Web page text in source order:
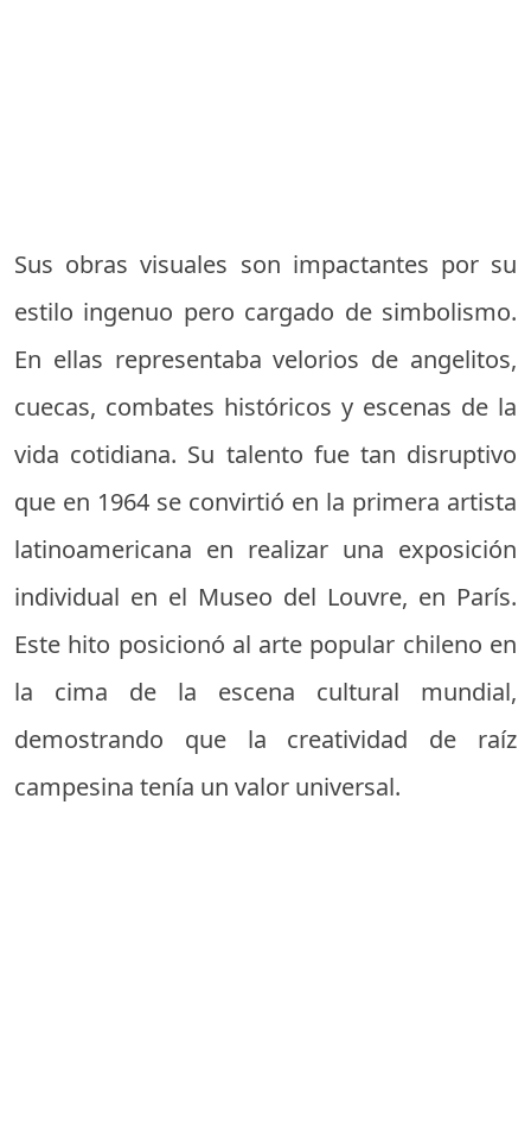
Sus obras visuales son impactantes por su
estilo ingenuo pero cargado de simbolismo.
En ellas representaba velorios de angelitos,
cuecas, combates históricos y escenas de la
vida cotidiana. Su talento fue tan disruptivo
que en 1964 se convirtió en la primera artista
latinoamericana en realizar una exposición
individual en el Museo del Louvre, en París.
Este hito posicionó al arte popular chileno en
la cima de la escena cultural mundial,
demostrando que la creatividad de raíz
campesina tenía un valor universal.